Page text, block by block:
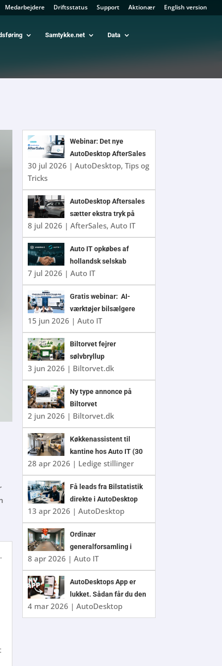
Medarbejdere Driftsstatus Support Aktionær English version
Samtykke.net Data
Webinar: Det nye
AutoDesktop AfterSales
30 jul 2026 | AutoDesktop, Tips og
Tricks
AutoDesktop Aftersales
sætter ekstra tryk på
8 jul 2026 | AfterSales, Auto IT
Auto IT opkøbes af
hollandsk selskab
7 jul 2026 | Auto IT
Gratis webinar: AI-
værktøjer bilsælgere
ikke kan undvære
15 jun 2026 | Auto IT
Biltorvet fejrer
sølvbryllup
3 jun 2026 | Biltorvet.dk
Ny type annonce på
Biltorvet
2 jun 2026 | Biltorvet.dk
Køkkenassistent til
kantine hos Auto IT (30
timer/uge)
28 apr 2026 | Ledige stillinger
Få leads fra Bilstatistik
direkte i AutoDesktop
13 apr 2026 | AutoDesktop
Ordinær
generalforsamling i
Auto IT A/S 2026
8 apr 2026 | Auto IT
AutoDesktops App er
lukket. Sådan får du den
nye app
4 mar 2026 | AutoDesktop